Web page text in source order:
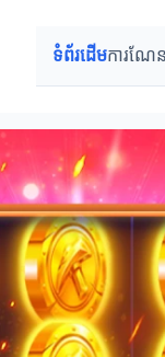
ទំព័រដើមការណែន